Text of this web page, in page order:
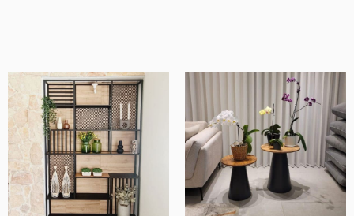
מוצרים איכותיים ומוקפדים, שירות ויחס מדהים
ובסך הכל חנות ברמה אחרת.
אלעד שלף